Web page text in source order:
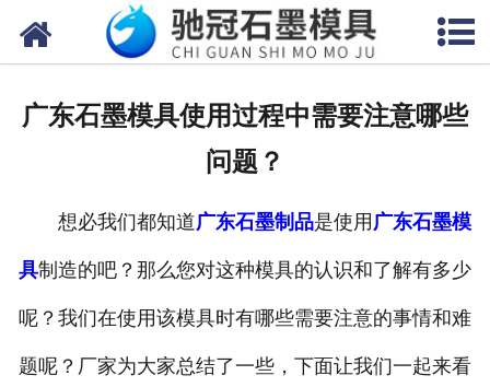
网站首页
联系我们
广东石墨模具使用过程中需要注意哪些
问题？
想必我们都知道广东石墨制品是使用 广东石墨模
具制造的吧？那么您对这种模具的认识和了解有多少
呢？我们在使用该模具时有哪些需要注意的事情和难
题呢？厂家为大家总结了一些，下面让我们一起来看